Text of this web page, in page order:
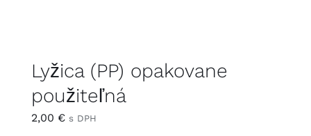
Lyžica (PP) opakovane
použiteľná
2,00 € s DPH